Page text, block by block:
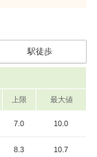
駅徒歩
上限 最大値
7.0 10.0
8.3 10.7